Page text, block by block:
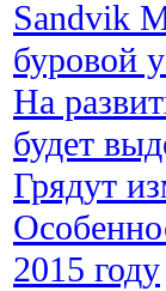
Sandvik
буровой
На
будет
Грядут
2015 году